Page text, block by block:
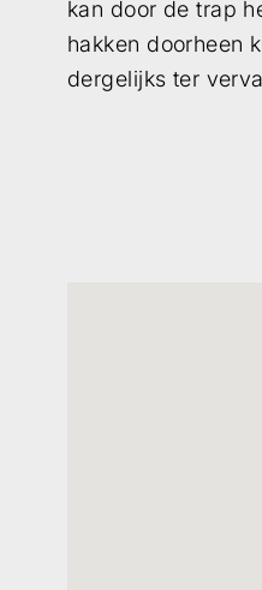
kan door de trap
hakken doorheen
dergelijks ter